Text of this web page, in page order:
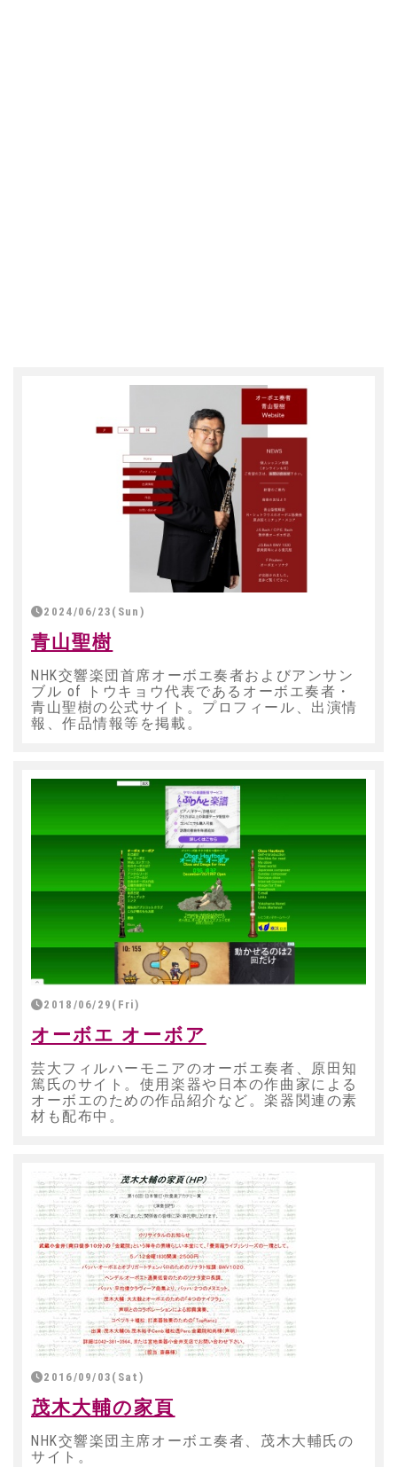
2024/06/23(Sun)
青山聖樹
NHK交響楽団首席オーボエ奏者およびアンサン
ブル of トウキョウ代表であるオーボエ奏者・
青山聖樹の公式サイト。プロフィール、出演情
報、作品情報等を掲載。
2018/06/29(Fri)
オーボエ オーボア
芸大フィルハーモニアのオーボエ奏者、原田知
篤氏のサイト。使用楽器や日本の作曲家による
オーボエのための作品紹介など。楽器関連の素
材も配布中。
2016/09/03(Sat)
茂木大輔の家頁
NHK交響楽団主席オーボエ奏者、茂木大輔氏の
サイト。